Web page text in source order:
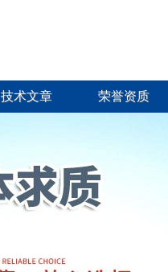
技术文章 荣誉资质